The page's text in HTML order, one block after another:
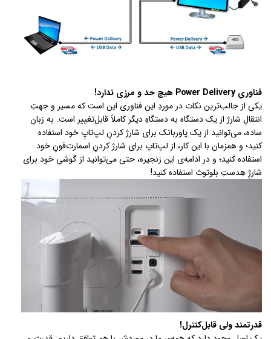
فناوریِ Power Delivery هیچ حد و مرزی ندارد!
یکی از جالب‌ترین نکات در موردِ این فناوری این است که مسیر و جهتِ
انتقالِ شارژ از یک دستگاه به دستگاهِ دیگر کاملاً قابل‌تغییر است. به زبانِ
ساده، می‌توانید از یک پاور‌بانک برای شارژ کردنِ لپ‌تاپِ خود استفاده
کنید؛ و همزمان با این کار، از لپ‌تاپ برای شارژ کردنِ اسمارت‌فونِ خود
استفاده کنید؛ و در ادامه‌ی این زنجیره، حتی می‌توانید از گوشیِ خود برای
شارژِ هِدستِ بلوتوث استفاده کنید!
قدرتمند ولی قابل‌‌کنترل!